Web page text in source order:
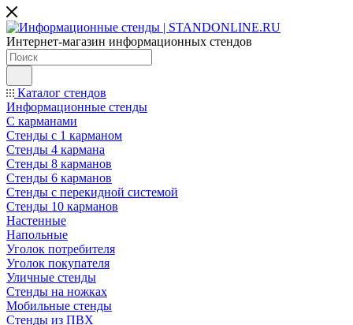
Интернет-магазин информационных стендов
Каталог стендов
Информационные стенды
С карманами
Стенды с 1 карманом
Стенды 4 кармана
Стенды 8 карманов
Стенды 6 карманов
Стенды с перекидной системой
Стенды 10 карманов
Настенные
Напольные
Уголок потребителя
Уголок покупателя
Уличные стенды
Стенды на ножках
Мобильные стенды
Стенды из ПВХ